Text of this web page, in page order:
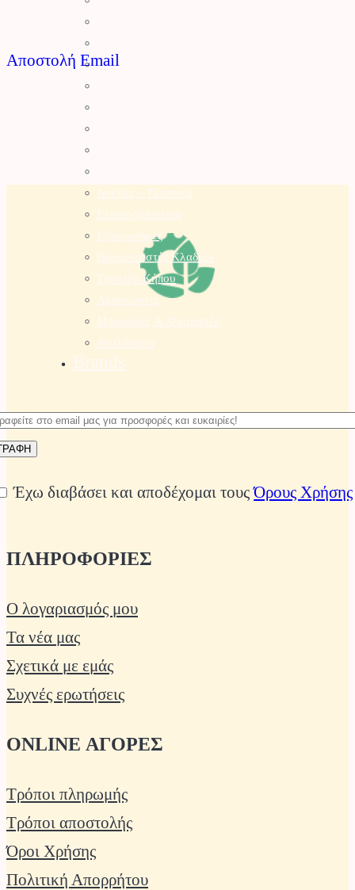
Αποστολή Email
Έχω διαβάσει και αποδέχομαι τουςΌρους Χρήσης
ΠΛΗΡΟΦΟΡΙΕΣ
Ο λογαριασμός μου
Τα νέα μας
Σχετικά με εμάς
Συχνές ερωτήσεις
ONLINE ΑΓΟΡΕΣ
Τρόποι πληρωμής
Τρόποι αποστολής
Όροι Χρήσης
Πολιτική Απορρήτου
Μπορντουροψάλλιδο
Αντλίες – Πιεστικά
Ελαιοραβδιστικά
Εξαερωτήρες
Θρυμματιστές Κλαδιών
Τρακτέρ Κήπου
Αρμοκόφτες
Μπαταρίες & Φορτιστές
Αναλώσιμα
Brands